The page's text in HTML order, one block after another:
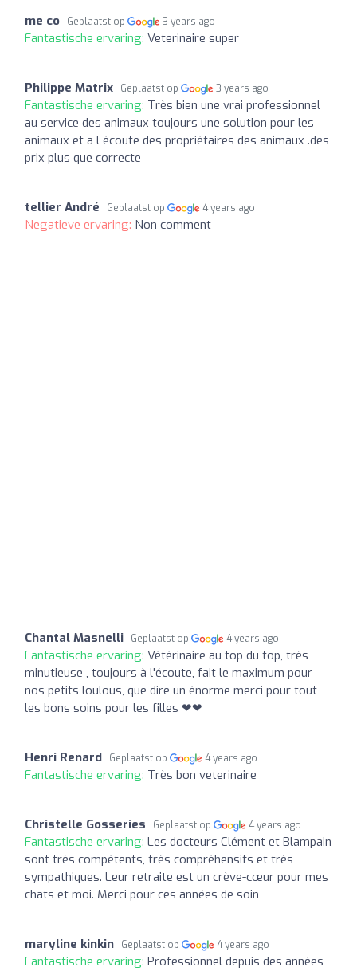
me co Geplaatst op 3 years ago
Fantastische ervaring: Veterinaire super
Philippe Matrix Geplaatst op 3 years ago
Fantastische ervaring: Très bien une vrai professionnel
au service des animaux toujours une solution pour les
animaux et a l écoute des propriétaires des animaux .des
prix plus que correcte
tellier André Geplaatst op 4 years ago
Negatieve ervaring: Non comment
Chantal Masnelli Geplaatst op 4 years ago
Fantastische ervaring: Vétérinaire au top du top, très
minutieuse , toujours à l'écoute, fait le maximum pour
nos petits loulous, que dire un énorme merci pour tout
les bons soins pour les filles ❤❤
Henri Renard Geplaatst op 4 years ago
Fantastische ervaring: Très bon veterinaire
Christelle Gosseries Geplaatst op 4 years ago
Fantastische ervaring: Les docteurs Clément et Blampain
sont très compétents, très compréhensifs et très
sympathiques. Leur retraite est un crève-cœur pour mes
chats et moi. Merci pour ces années de soin
maryline kinkin Geplaatst op 4 years ago
Fantastische ervaring: Professionnel depuis des années